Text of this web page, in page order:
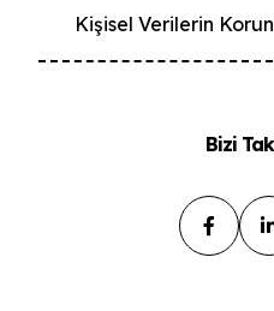
Kişisel Verilerin
Bizi